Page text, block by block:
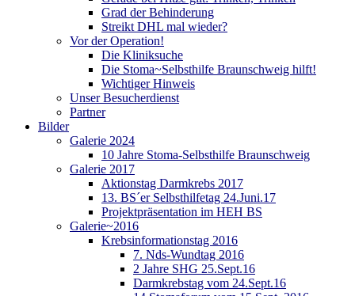
Grad der Behinderung
Streikt DHL mal wieder?
Vor der Operation!
Die Kliniksuche
Die Stoma~Selbsthilfe Braunschweig hilft!
Wichtiger Hinweis
Unser Besucherdienst
Partner
Bilder
Galerie 2024
10 Jahre Stoma-Selbsthilfe Braunschweig
Galerie 2017
Aktionstag Darmkrebs 2017
13. BS´er Selbsthilfetag 24.Juni.17
Projektpräsentation im HEH BS
Galerie~2016
Krebsinformationstag 2016
7. Nds-Wundtag 2016
2 Jahre SHG 25.Sept.16
Darmkrebstag vom 24.Sept.16